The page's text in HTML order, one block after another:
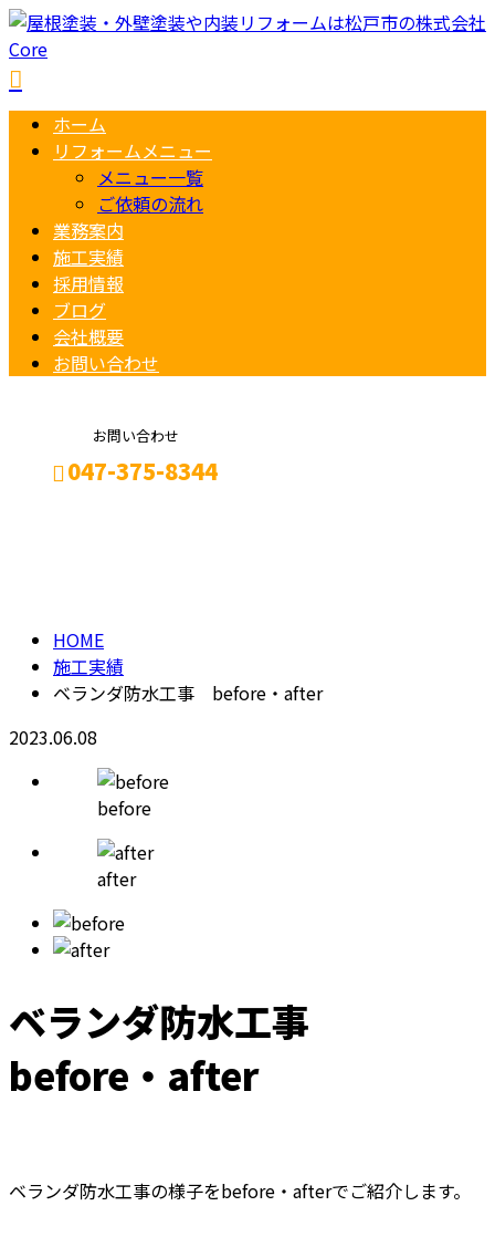
ホーム
リフォームメニュー
メニュー一覧
ご依頼の流れ
業務案内
施工実績
採用情報
ブログ
会社概要
お問い合わせ
お問い合わせ
047-375-8344
HOME
施工実績
ベランダ防水工事 before・after
2023.06.08
before
after
ベランダ防水工事
before・after
ベランダ防水工事の様子をbefore・afterでご紹介します。